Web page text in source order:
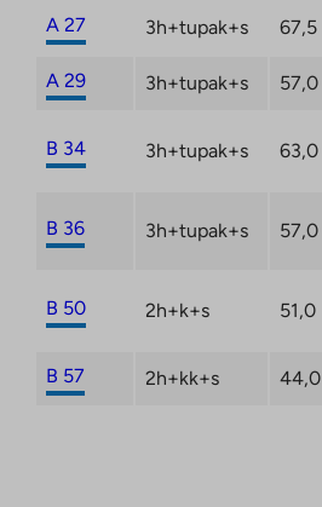
A 27 3h+tupak+s 67,5
A 29 3h+tupak+s 57,0
B 34 3h+tupak+s 63,0
B 36 3h+tupak+s 57,0
B 50 2h+k+s 51,0
B 57 2h+kk+s 44,0